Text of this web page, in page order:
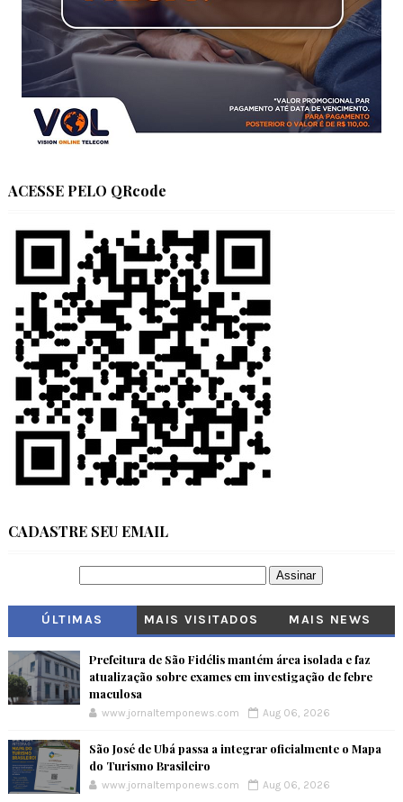
ACESSE PELO QRcode
CADASTRE SEU EMAIL
ÚLTIMAS MAIS VISITADOS MAIS NEWS
Prefeitura de São Fidélis mantém área isolada e faz
atualização sobre exames em investigação de febre
maculosa
www.jornaltemponews.com Aug 06, 2026
São José de Ubá passa a integrar oficialmente o Mapa
do Turismo Brasileiro
www.jornaltemponews.com Aug 06, 2026